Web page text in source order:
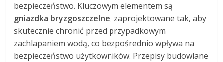
bezpieczeństwo. Kluczowym elementem są
gniazdka bryzgoszczelne, zaprojektowane tak, aby
skutecznie chronić przed przypadkowym
zachlapaniem wodą, co bezpośrednio wpływa na
bezpieczeństwo użytkowników. Przepisy budowlane